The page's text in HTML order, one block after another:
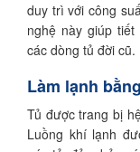
duy trì với công
nghệ này giúp
các dòng tủ đời cũ.
Làm lạnh
Tủ được trang bị
Luồng khí lạnh